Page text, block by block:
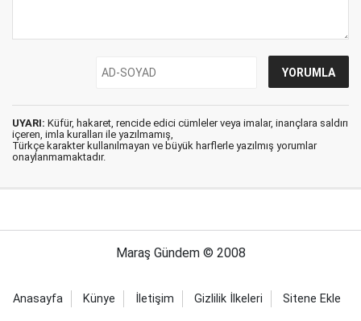
UYARI: Küfür, hakaret, rencide edici cümleler veya imalar, inançlara saldırı
içeren, imla kuralları ile yazılmamış,
Türkçe karakter kullanılmayan ve büyük harflerle yazılmış yorumlar
onaylanmamaktadır.
Maraş Gündem © 2008
Anasayfa Künye İletişim Gizlilik İlkeleri Sitene Ekle